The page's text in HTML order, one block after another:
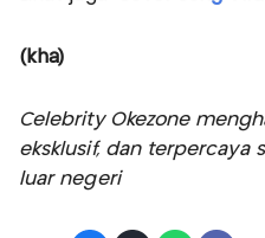
(kha)
Celebrity Okezone
eksklusif, dan terpercaya
luar negeri